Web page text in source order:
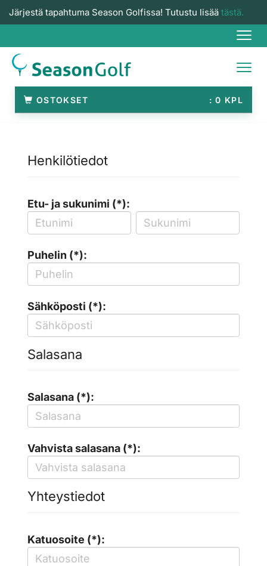
Järjestä tapahtuma Season Golfissa! Tutustu lisää tästä.
0
OSTOKSET
Henkilötiedot
Etu- ja sukunimi (*):
Puhelin (*):
Sähköposti (*):
Salasana
Salasana (*):
Vahvista salasana (*):
Yhteystiedot
Katuosoite (*):